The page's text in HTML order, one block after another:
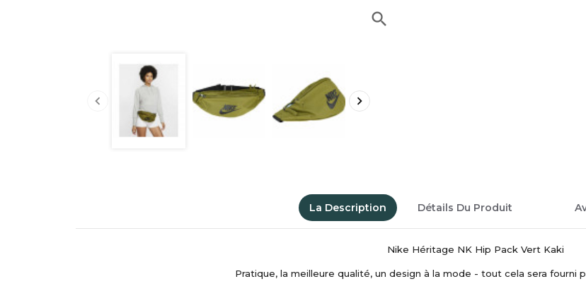
search
 
La Description Détails Du Produit
Nike Héritage NK Hip Pack Vert Kaki
Pratique, la meilleure qualité, un design à la mode - tout cela sera fourni